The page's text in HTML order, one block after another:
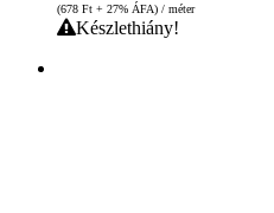
(678 Ft + 27% ÁFA) / méter
Készlethiány!